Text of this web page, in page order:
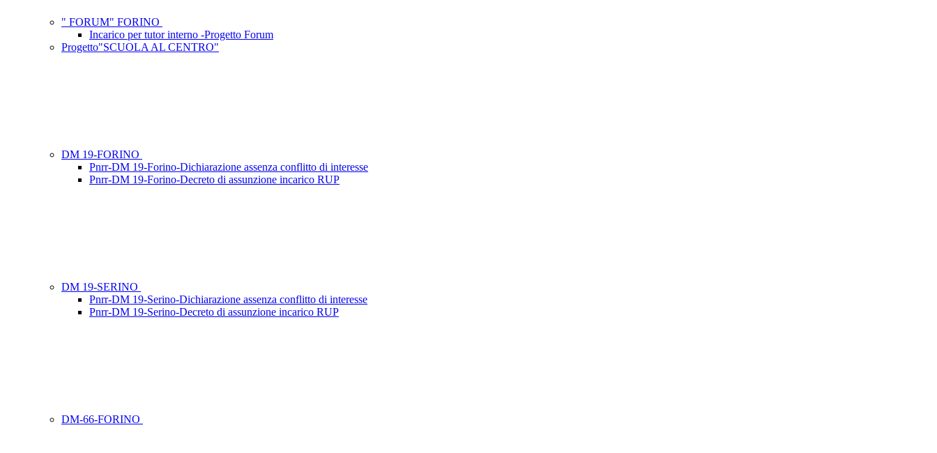
" FORUM" FORINO
Incarico per tutor interno -Progetto Forum
Progetto"SCUOLA AL CENTRO"
DM 19-FORINO
Pnrr-DM 19-Forino-Dichiarazione assenza conflitto di interesse
Pnrr-DM 19-Forino-Decreto di assunzione incarico RUP
DM 19-SERINO
Pnrr-DM 19-Serino-Dichiarazione assenza conflitto di interesse
Pnrr-DM 19-Serino-Decreto di assunzione incarico RUP
DM-66-FORINO